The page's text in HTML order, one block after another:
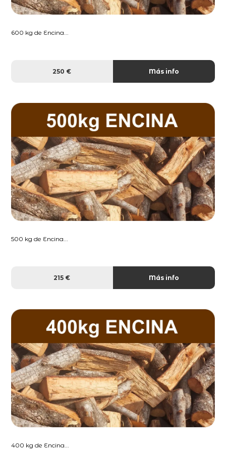
600 kg de Encina...
250 € Más info
500 kg de Encina...
215 € Más info
400 kg de Encina...